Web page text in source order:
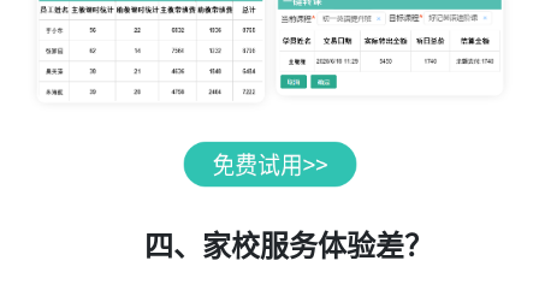
四、家校服务体验差？